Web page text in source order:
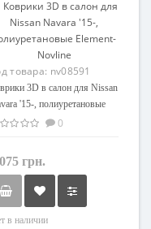
товара: nv08591
3D в салон для Nissan
'15-, полиуретановые
Novline0
грн.
в наличии